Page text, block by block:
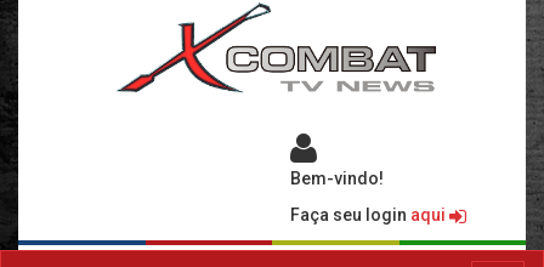
Bem-vindo!
Faça seu login aqui